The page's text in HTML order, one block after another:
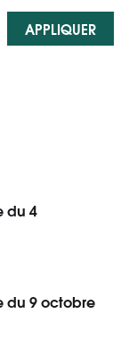
APPLIQUER
du 4
du 9 octobre